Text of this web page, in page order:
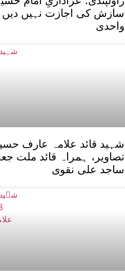
سازش کی اجازت نہیں
واحدی
شہید قائد علامہ عارف
تصاویر، ہمراہ قائد ملت
ساجد علی نقوی